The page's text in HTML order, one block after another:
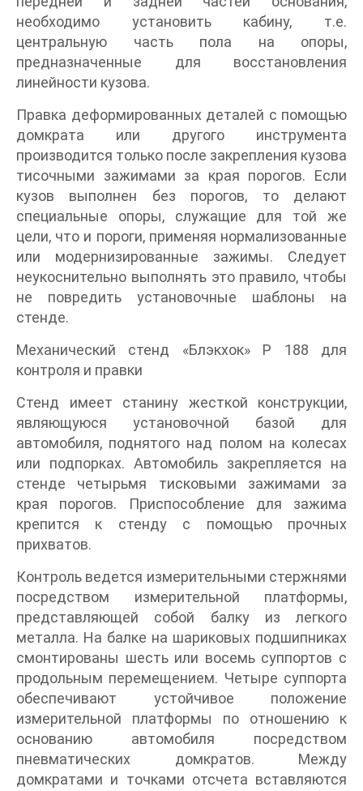
необходимо установить кабину, т.е.
центральную часть пола на опоры,
предназначенные для восстановления
линейности кузова.
Правка деформированных деталей с помощью
домкрата или другого инструмента
производится только после закрепления кузова
тисочными зажимами за края порогов. Если
кузов выполнен без порогов, то делают
специальные опоры, служащие для той же
цели, что и пороги, применяя нормализованные
или модернизированные зажимы. Следует
неукоснительно выполнять это правило, чтобы
не повредить установочные шаблоны на
стенде.
Механический стенд «Блэкхок» Р 188 для
контроля и правки
Стенд имеет станину жесткой конструкции,
являющуюся установочной базой для
автомобиля, поднятого над полом на колесах
или подпорках. Автомобиль закрепляется на
стенде четырьмя тисковыми зажимами за
края порогов. Приспособление для зажима
крепится к стенду с помощью прочных
прихватов.
Контроль ведется измерительными стержнями
посредством измерительной платформы,
представляющей собой балку из легкого
металла. На балке на шариковых подшипниках
смонтированы шесть или восемь суппортов с
продольным перемещением. Четыре суппорта
обеспечивают устойчивое положение
измерительной платформы по отношению к
основанию автомобиля посредством
пневматических домкратов. Между
домкратами и точками отсчета вставляются